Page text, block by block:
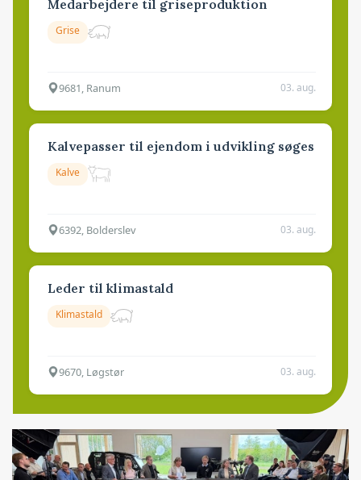
Medarbejdere til griseproduktion
Grise
9681, Ranum 03. aug.
Kalvepasser til ejendom i udvikling søges
Kalve
6392, Bolderslev 03. aug.
Leder til klimastald
Klimastald
9670, Løgstør 03. aug.